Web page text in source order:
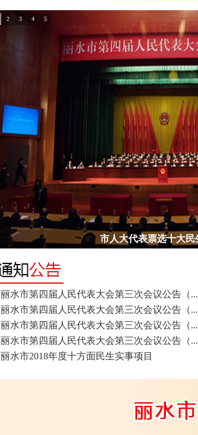
市人大代表票选十大民
2 3 4 5
丽水市第四届人民代表大会第三次会议公告（...
丽水市第四届人民代表大会第三次会议公告（...
丽水市第四届人民代表大会第三次会议公告（...
丽水市第四届人民代表大会第三次会议公告（...
丽水市2018年度十方面民生实事项目